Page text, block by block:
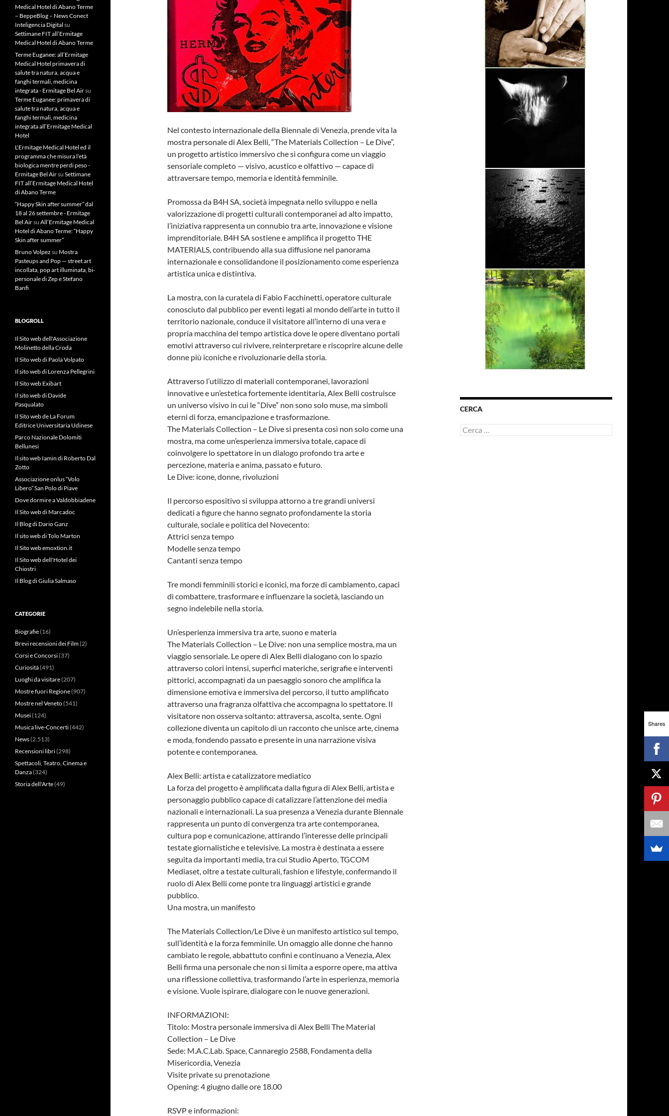
Nel contesto internazionale della Biennale di Venezia, prende vita la
mostra personale di Alex Belli, “The Materials Collection – Le Dive”,
un progetto artistico immersivo che si configura come un viaggio
sensoriale completo — visivo, acustico e olfattivo — capace di
attraversare tempo, memoria e identità femminile.
Promossa da B4H SA, società impegnata nello sviluppo e nella
valorizzazione di progetti culturali contemporanei ad alto impatto,
l’iniziativa rappresenta un connubio tra arte, innovazione e visione
imprenditoriale. B4H SA sostiene e amplifica il progetto THE
MATERIALS, contribuendo alla sua diffusione nel panorama
internazionale e consolidandone il posizionamento come esperienza
artistica unica e distintiva.
La mostra, con la curatela di Fabio Facchinetti, operatore culturale
conosciuto dal pubblico per eventi legati al mondo dell’arte in tutto il
territorio nazionale, conduce il visitatore all’interno di una vera e
propria macchina del tempo artistica dove le opere diventano portali
emotivi attraverso cui rivivere, reinterpretare e riscoprire alcune delle
donne più iconiche e rivoluzionarie della storia.
Attraverso l’utilizzo di materiali contemporanei, lavorazioni
innovative e un’estetica fortemente identitaria, Alex Belli costruisce
un universo visivo in cui le “Dive” non sono solo muse, ma simboli
eterni di forza, emancipazione e trasformazione.
The Materials Collection – Le Dive si presenta così non solo come una
mostra, ma come un’esperienza immersiva totale, capace di
coinvolgere lo spettatore in un dialogo profondo tra arte e
percezione, materia e anima, passato e futuro.
Le Dive: icone, donne, rivoluzioni
Il percorso espositivo si sviluppa attorno a tre grandi universi
dedicati a figure che hanno segnato profondamente la storia
culturale, sociale e politica del Novecento:
Attrici senza tempo
Modelle senza tempo
Cantanti senza tempo
Tre mondi femminili storici e iconici, ma forze di cambiamento, capaci
di combattere, trasformare e influenzare la società, lasciando un
segno indelebile nella storia.
Un’esperienza immersiva tra arte, suono e materia
The Materials Collection – Le Dive: non una semplice mostra, ma un
viaggio sensoriale. Le opere di Alex Belli dialogano con lo spazio
attraverso colori intensi, superfici materiche, serigrafie e interventi
pittorici, accompagnati da un paesaggio sonoro che amplifica la
dimensione emotiva e immersiva del percorso, il tutto amplificato
attraverso una fragranza olfattiva che accompagna lo spettatore. Il
visitatore non osserva soltanto: attraversa, ascolta, sente. Ogni
collezione diventa un capitolo di un racconto che unisce arte, cinema
e moda, fondendo passato e presente in una narrazione visiva
potente e contemporanea.
Alex Belli: artista e catalizzatore mediatico
La forza del progetto è amplificata dalla figura di Alex Belli, artista e
personaggio pubblico capace di catalizzare l’attenzione dei media
nazionali e internazionali. La sua presenza a Venezia durante Biennale
rappresenta un punto di convergenza tra arte contemporanea,
cultura pop e comunicazione, attirando l’interesse delle principali
testate giornalistiche e televisive. La mostra è destinata a essere
seguita da importanti media, tra cui Studio Aperto, TGCOM
Mediaset, oltre a testate culturali, fashion e lifestyle, confermando il
ruolo di Alex Belli come ponte tra linguaggi artistici e grande
pubblico.
Una mostra, un manifesto
The Materials Collection/Le Dive è un manifesto artistico sul tempo,
sull’identità e la forza femminile. Un omaggio alle donne che hanno
cambiato le regole, abbattuto confini e continuano a Venezia, Alex
Belli firma una personale che non si limita a esporre opere, ma attiva
una riflessione collettiva, trasformando l’arte in esperienza, memoria
e visione. Vuole ispirare, dialogare con le nuove generazioni.
INFORMAZIONI:
Titolo: Mostra personale immersiva di Alex Belli The Material
Collection – Le Dive
Sede: M.A.C.Lab. Space, Cannaregio 2588, Fondamenta della
Misericordia, Venezia
Visite private su prenotazione
Opening: 4 giugno dalle ore 18.00
RSVP e informazioni:
CERCA
Ricerca
per:
Medical Hotel di Abano Terme
– BeppeBlog – News Conect
Inteligencia Digital su
Settimane FIT all’Ermitage
Medical Hotel di Abano Terme
Terme Euganee: all’Ermitage
Medical Hotel primavera di
salute tra natura, acqua e
fanghi termali, medicina
integrata - Ermitage Bel Airsu
Terme Euganee: primavera di
salute tra natura, acqua e
fanghi termali, medicina
integrata all’Ermitage Medical
Hotel
L'Ermitage Medical Hotel ed il
programma che misura l’età
biologica mentre perdi peso -
Ermitage Bel Airsu Settimane
FIT all’Ermitage Medical Hotel
di Abano Terme
“Happy Skin after summer” dal
18 al 26 settembre - Ermitage
Bel Airsu All’Ermitage Medical
Hotel di Abano Terme: “Happy
Skin after summer”
Bruno Volpez su Mostra
Pasteups and Pop — street art
incollata, pop art illuminata, bi-
personale di Zep e Stefano
Banfi
BLOGROLL
Il Sito web dell'Associazione
Molinetto della Croda
Il Sito web di Paola Volpato
Il sito web di Lorenza Pellegrini
Il Sito web Exibart
Il sito web di Davide
Pasqualato
Il Sito web de La Forum
Editrice Universitaria Udinese
Parco Nazionale Dolomiti
Bellunesi
Il sito web Iamin di Roberto Dal
Zotto
Associazione onlus “Volo
Libero” San Polo di Piave
Dove dormire a Valdobbiadene
Il Sito web di Marcadoc
Il Blog di Dario Ganz
Il sito web di Tolo Marton
Il Sito web emoxtion.it
Il Sito web dell'Hotel dei
Chiostri
Il Blog di Giulia Salmaso
CATEGORIE
Biografie(16)
Brevi recensioni dei Film(2)
Corsi e Concorsi(37)
Curiosità(491)
Luoghi da visitare(207)
Mostre fuori Regione(907)
Mostre nel Veneto(541)
Musei(124)
Musica live-Concerti(442)
News(2.513)
Recensioni libri(298)
Spettacoli, Teatro, Cinema e
Danza(324)
Storia dell'Arte(49)
Shares